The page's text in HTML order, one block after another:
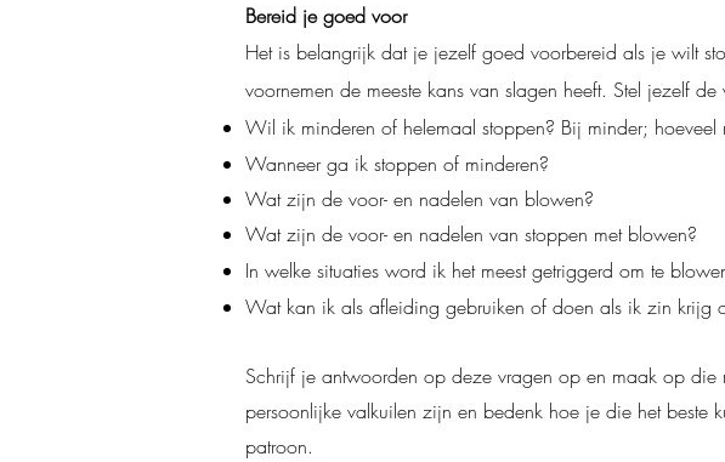
Bereid je goed voor
Het is belangrijk dat je jezelf goed voorbereid als je wilt
voornemen de meeste kans van slagen heeft. Stel jezelf
Wil ik minderen of helemaal stoppen? Bij minder;
Wanneer ga ik stoppen of minderen?
Wat zijn de voor- en nadelen van blowen?
Wat zijn de voor- en nadelen van stoppen met blowen?
In welke situaties word ik het meest getriggerd om te
Wat kan ik als afleiding gebruiken of doen als ik zin krijg
Schrijf je antwoorden op deze vragen op en maak op
persoonlijke valkuilen zijn en bedenk hoe je die het
patroon.